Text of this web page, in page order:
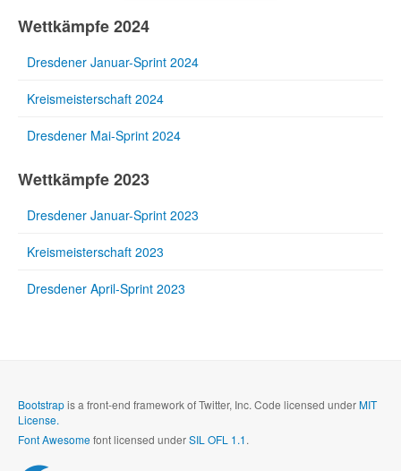
Wettkämpfe 2024
Dresdener Januar-Sprint 2024
Kreismeisterschaft 2024
Dresdener Mai-Sprint 2024
Wettkämpfe 2023
Dresdener Januar-Sprint 2023
Kreismeisterschaft 2023
Dresdener April-Sprint 2023
Bootstrapis a front-end framework of Twitter, Inc. Code licensed underMIT
License.
Font Awesomefont licensed underSIL OFL 1.1.